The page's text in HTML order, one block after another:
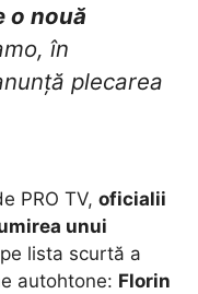
o nouă
în
plecarea
PRO TV, oficialii
unui
lista scurtă a
autohtone: Florin